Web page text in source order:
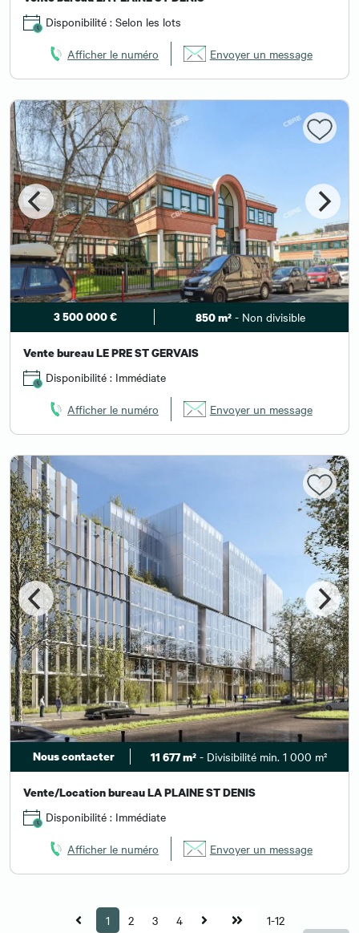
Disponibilité : Selon les lots
Afficher le numéro Envoyer un message
3 500 000 € 850 m² - Non divisible
Vente bureau LE PRE ST GERVAIS
Disponibilité : Immédiate
Afficher le numéro Envoyer un message
Nous contacter 11 677 m²- Divisibilité min. 1 000 m²
Vente/Location bureau LA PLAINE ST DENIS
Disponibilité : Immédiate
Afficher le numéro Envoyer un message
1 2 3 4 1-12